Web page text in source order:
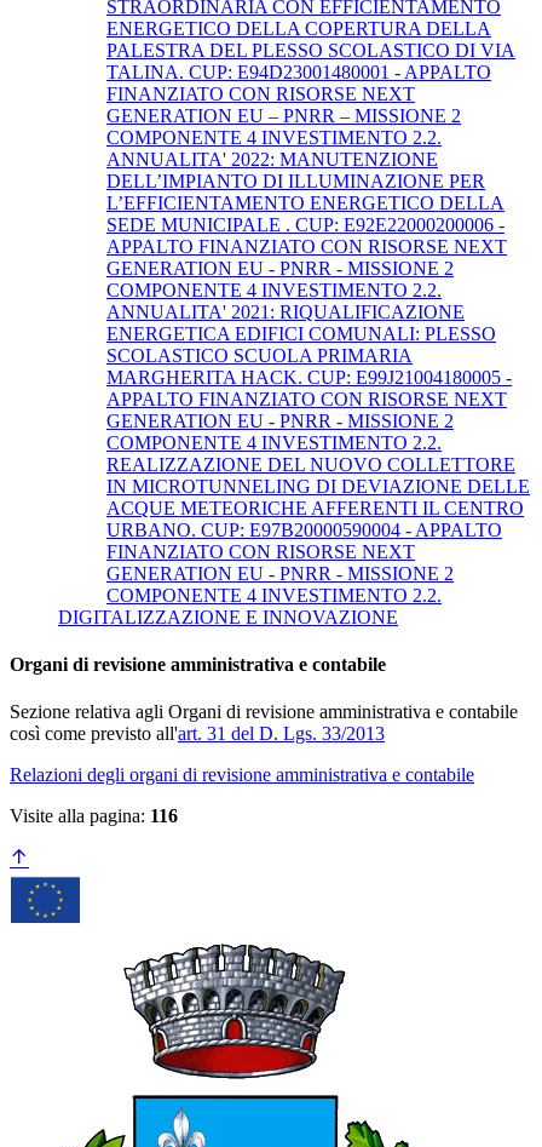
STRAORDINARIA CON EFFICIENTAMENTO
ENERGETICO DELLA COPERTURA DELLA
PALESTRA DEL PLESSO SCOLASTICO DI VIA
TALINA. CUP: E94D23001480001 - APPALTO
FINANZIATO CON RISORSE NEXT
GENERATION EU – PNRR – MISSIONE 2
COMPONENTE 4 INVESTIMENTO 2.2.
ANNUALITA' 2022: MANUTENZIONE
DELL’IMPIANTO DI ILLUMINAZIONE PER
L’EFFICIENTAMENTO ENERGETICO DELLA
SEDE MUNICIPALE . CUP: E92E22000200006 -
APPALTO FINANZIATO CON RISORSE NEXT
GENERATION EU - PNRR - MISSIONE 2
COMPONENTE 4 INVESTIMENTO 2.2.
ANNUALITA' 2021: RIQUALIFICAZIONE
ENERGETICA EDIFICI COMUNALI: PLESSO
SCOLASTICO SCUOLA PRIMARIA
MARGHERITA HACK. CUP: E99J21004180005 -
APPALTO FINANZIATO CON RISORSE NEXT
GENERATION EU - PNRR - MISSIONE 2
COMPONENTE 4 INVESTIMENTO 2.2.
REALIZZAZIONE DEL NUOVO COLLETTORE
IN MICROTUNNELING DI DEVIAZIONE DELLE
ACQUE METEORICHE AFFERENTI IL CENTRO
URBANO. CUP: E97B20000590004 - APPALTO
FINANZIATO CON RISORSE NEXT
GENERATION EU - PNRR - MISSIONE 2
COMPONENTE 4 INVESTIMENTO 2.2.
DIGITALIZZAZIONE E INNOVAZIONE
Organi di revisione amministrativa e contabile
Sezione relativa agli Organi di revisione amministrativa e contabile
così come previsto all'art. 31 del D. Lgs. 33/2013
Relazioni degli organi di revisione amministrativa e contabile
Visite alla pagina: 116